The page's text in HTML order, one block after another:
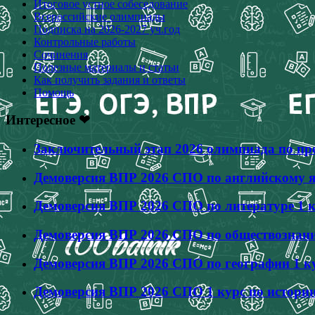
Итоговое устное собеседование
Всероссийские олимпиады
Подписка на 2026-2027 уч.год
Контрольные работы
Сочинения
Полезные материалы и статьи
Как получить задания и ответы
Помощь
Интересное ❤
Заключительный этап 2026 олимпиада по
Демоверсия ВПР 2026 СПО по английскому
Демоверсия ВПР 2026 СПО по литературе 1
Демоверсия ВПР 2026 СПО по
Демоверсия ВПР 2026 СПО по географии 1
Демоверсия ВПР 2026 СПО 1 курс по